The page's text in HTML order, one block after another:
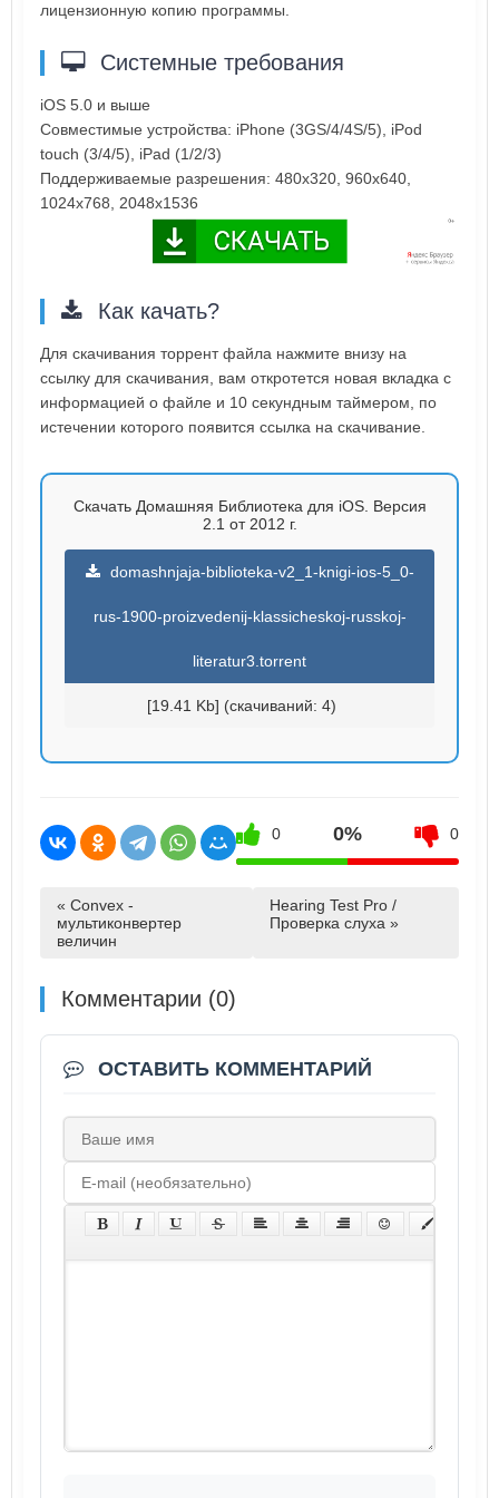
лицензионную копию программы.
Системные требования
iOS 5.0 и выше
Совместимые устройства: iPhone (3GS/4/4S/5), iPod
touch (3/4/5), iPad (1/2/3)
Поддерживаемые разрешения: 480x320, 960x640,
1024x768, 2048x1536
Как качать?
Для скачивания торрент файла нажмите внизу на
ссылку для скачивания, вам откротется новая вкладка с
информацией о файле и 10 секундным таймером, по
истечении которого появится ссылка на скачивание.
Скачать Домашняя Библиотека для iOS. Версия
2.1 от 2012 г.
domashnjaja-biblioteka-v2_1-knigi-ios-5_0-
rus-1900-proizvedenij-klassicheskoj-russkoj-
literatur3.torrent
[19.41 Kb] (cкачиваний: 4)
0 0% 0
« Convex -
мультиконвертер
величин
Hearing Test Pro /
Проверка слуха »
Комментарии (0)
ОСТАВИТЬ КОММЕНТАРИЙ